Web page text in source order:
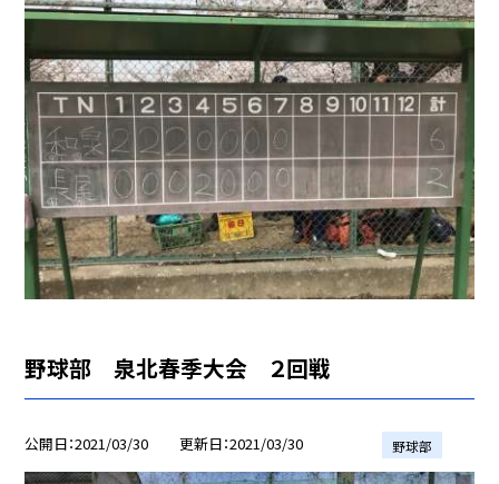
野球部 泉北春季大会 ２回戦
公開日 2021/03/30 更新日 2021/03/30 野球部